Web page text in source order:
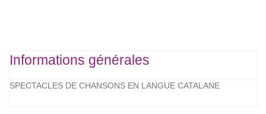
Informations générales
SPECTACLES DE CHANSONS EN LANGUE CATALANE